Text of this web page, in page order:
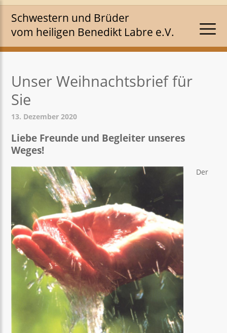
Schwestern und Brüder
vom heiligen Benedikt Labre e.V.
Unser Weihnachtsbrief für
Sie
13. Dezember 2020
Liebe Freunde und Begleiter unseres
Weges!
Der